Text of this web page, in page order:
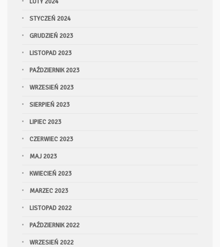
STYCZEŃ 2024
GRUDZIEŃ 2023
LISTOPAD 2023
PAŹDZIERNIK 2023
WRZESIEŃ 2023
SIERPIEŃ 2023
LIPIEC 2023
CZERWIEC 2023
MAJ 2023
KWIECIEŃ 2023
MARZEC 2023
LISTOPAD 2022
PAŹDZIERNIK 2022
WRZESIEŃ 2022